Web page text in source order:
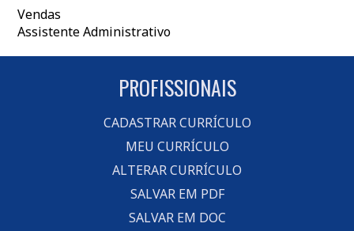
Vendas
Assistente Administrativo
PROFISSIONAIS
CADASTRAR CURRÍCULO
MEU CURRÍCULO
ALTERAR CURRÍCULO
SALVAR EM PDF
SALVAR EM DOC